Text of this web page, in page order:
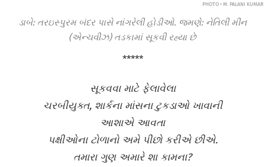
PHOTO • M. PALANI KUMAR
ડાબે: તરઇસ્પુરમ બંદર પાસે નાંગરેલી હોડીઓ. જમણે: નેતિલી મીન
(એન્ચવીઝ) તડકામાં સૂકવી રહ્યા છે
*****
સૂકવવા માટે ફેલાવેલા
ચરબીયુક્ત, શાર્કના માંસના ટુકડાઓ ખાવાની
આશાએ આવતા
પક્ષીઓના ટોળાનો અમે પીછો કરીએ છીએ.
તમારા ગુણ અમારે શા કામના?